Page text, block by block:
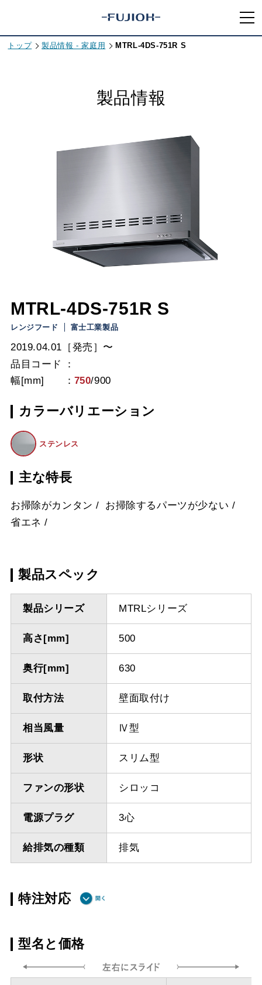
トップ 製品情報 - 家庭用 MTRL-4DS-751R S
製品情報
MTRL-4DS-751R S
レンジフード 富士工業製品
2019.04.01［発売］〜
品目コード
幅[mm]
750/900
カラーバリエーション
ステンレス
主な特長
お掃除がカンタン
お掃除するパーツが少ない
省エネ
製品スペック
製品シリーズ MTRLシリーズ
高さ[mm] 500
奥行[mm] 630
取付方法 壁面取付け
相当風量 Ⅳ型
形状 スリム型
ファンの形状 シロッコ
電源プラグ 3心
給排気の種類 排気
特注対応
方
ダクト方向上
最大寸法 870ｍｍ
型名と価格